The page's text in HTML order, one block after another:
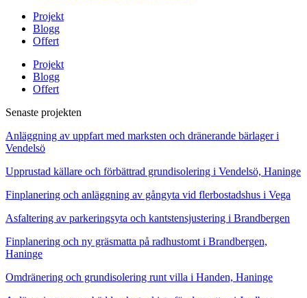
Projekt
Blogg
Offert
Projekt
Blogg
Offert
Senaste projekten
Anläggning av uppfart med marksten och dränerande bärlager i
Vendelsö
Upprustad källare och förbättrad grundisolering i Vendelsö, Haninge
Finplanering och anläggning av gångyta vid flerbostadshus i Vega
Asfaltering av parkeringsyta och kantstensjustering i Brandbergen
Finplanering och ny gräsmatta på radhustomt i Brandbergen,
Haninge
Omdränering och grundisolering runt villa i Handen, Haninge